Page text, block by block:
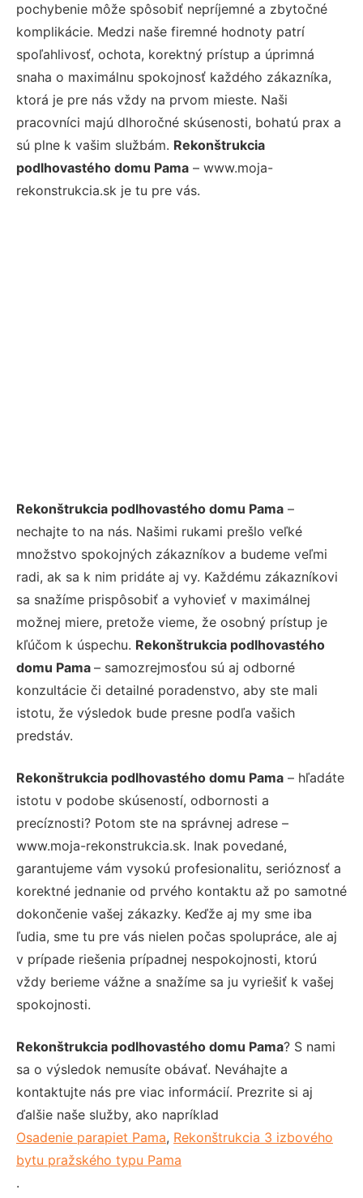
pochybenie môže spôsobiť nepríjemné a zbytočné
komplikácie. Medzi naše firemné hodnoty patrí
spoľahlivosť, ochota, korektný prístup a úprimná
snaha o maximálnu spokojnosť každého zákazníka,
ktorá je pre nás vždy na prvom mieste. Naši
pracovníci majú dlhoročné skúsenosti, bohatú prax a
sú plne k vašim službám. Rekonštrukcia
podlhovastého domu Pama – www.moja-
rekonstrukcia.sk je tu pre vás.
Rekonštrukcia podlhovastého domu Pama –
nechajte to na nás. Našimi rukami prešlo veľké
množstvo spokojných zákazníkov a budeme veľmi
radi, ak sa k nim pridáte aj vy. Každému zákazníkovi
sa snažíme prispôsobiť a vyhovieť v maximálnej
možnej miere, pretože vieme, že osobný prístup je
kľúčom k úspechu. Rekonštrukcia podlhovastého
domu Pama – samozrejmosťou sú aj odborné
konzultácie či detailné poradenstvo, aby ste mali
istotu, že výsledok bude presne podľa vašich
predstáv.
Rekonštrukcia podlhovastého domu Pama – hľadáte
istotu v podobe skúseností, odbornosti a
precíznosti? Potom ste na správnej adrese –
www.moja-rekonstrukcia.sk. Inak povedané,
garantujeme vám vysokú profesionalitu, serióznosť a
korektné jednanie od prvého kontaktu až po samotné
dokončenie vašej zákazky. Keďže aj my sme iba
ľudia, sme tu pre vás nielen počas spolupráce, ale aj
v prípade riešenia prípadnej nespokojnosti, ktorú
vždy berieme vážne a snažíme sa ju vyriešiť k vašej
spokojnosti.
Rekonštrukcia podlhovastého domu Pama? S nami
sa o výsledok nemusíte obávať. Neváhajte a
kontaktujte nás pre viac informácií. Prezrite si aj
ďalšie naše služby, ako napríklad
Osadenie parapiet Pama, Rekonštrukcia 3 izbového
bytu pražského typu Pama
.